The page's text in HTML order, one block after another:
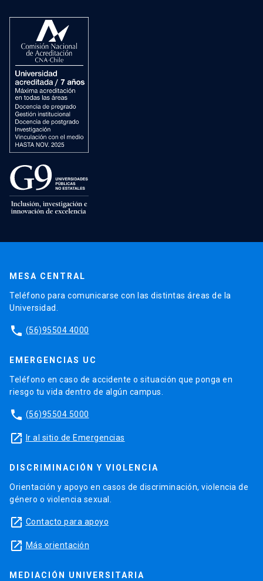
MESA CENTRAL
Teléfono para comunicarse con las distintas áreas de la
Universidad.
phone (56)95504 4000
EMERGENCIAS UC
Teléfono en caso de accidente o situación que ponga en
riesgo tu vida dentro de algún campus.
phone (56)95504 5000
launch Ir al sitio de Emergencias
DISCRIMINACIÓN Y VIOLENCIA
Orientación y apoyo en casos de discriminación, violencia de
género o violencia sexual.
launch Contacto para apoyo
launch Más orientación
MEDIACIÓN UNIVERSITARIA